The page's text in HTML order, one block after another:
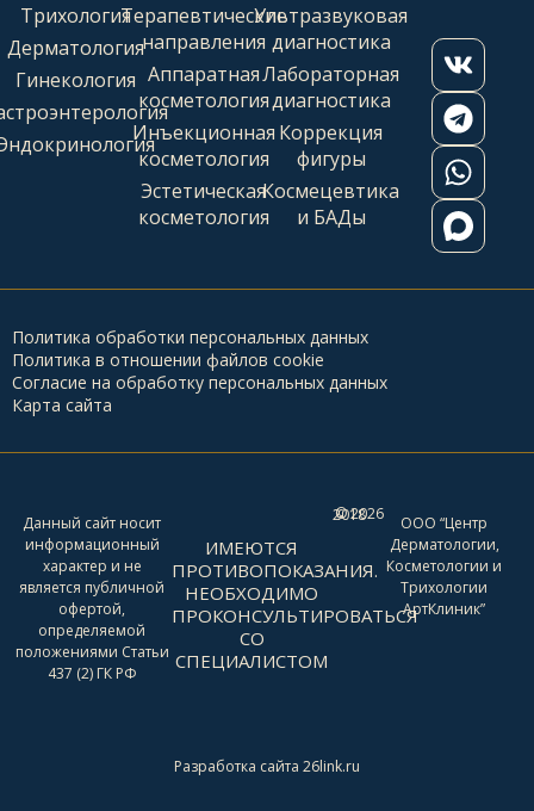
Трихология
Дерматология
Гинекология
Терапевтические
направления
Аппаратная
косметология
Инъекционная
косметология
Эстетическая
косметология
Ультразвуковая
диагностика
Лабораторная
диагностика
Коррекция
фигуры
Космецевтика
и БАДы
Политика обработки персональных данных
Политика в отношении файлов cookie
Согласие на обработку персональных данных
Карта сайта
Данный сайт носит
информационный
характер и не
является публичной
офертой,
определяемой
положениями Статьи
437 (2) ГК РФ
ИМЕЮТСЯ
ПРОТИВОПОКАЗАНИЯ.
НЕОБХОДИМО
ПРОКОНСУЛЬТИРОВАТЬСЯ
СО
СПЕЦИАЛИСТОМ
© 2018 - 2026
ООО “Центр
Дерматологии,
Косметологии и
Трихологии
АртКлиник”
Разработка сайта 26link.ru